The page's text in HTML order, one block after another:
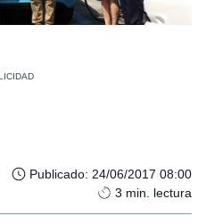
Publicado: 24/06/2017 08:00
3 min. lectura